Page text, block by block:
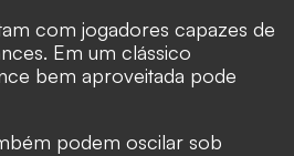
com jogadores capazes de
Em um clássico
bem aproveitada pode
podem oscilar sob